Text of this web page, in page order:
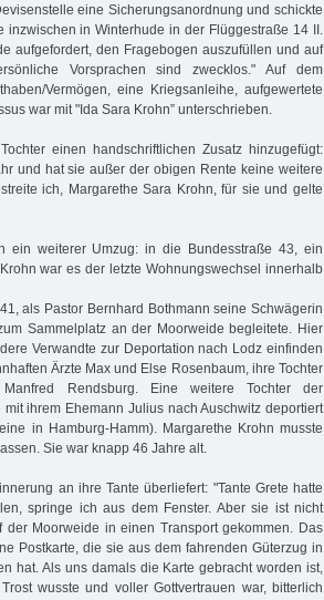
eine Sicherungsanordnung und schickte
in Winterhude in der Flüggestraße 14 II.
aufgefordert, den Fragebogen auszufüllen und auf
Vorsprachen sind zwecklos." Auf dem
Vermögen, eine Kriegsanleihe, aufgewertete
war mit "Ida Sara Krohn” unterschrieben.
einen handschriftlichen Zusatz hinzugefügt:
und hat sie außer der obigen Rente keine weitere
ich, Margarethe Sara Krohn, für sie und gelte
ein weiterer Umzug: in die Bundesstraße 43, ein
war es der letzte Wohnungswechsel innerhalb
als Pastor Bernhard Bothmann seine Schwägerin
Sammelplatz an der Moorweide begleitete. Hier
Verwandte zur Deportation nach Lodz einfinden
Ärzte Max und Else Rosenbaum, ihre Tochter
Rendsburg. Eine weitere Tochter der
ihrem Ehemann Julius nach Auschwitz deportiert
in Hamburg-Hamm). Margarethe Krohn musste
Sie war knapp 46 Jahre alt.
an ihre Tante überliefert: "Tante Grete hatte
springe ich aus dem Fenster. Aber sie ist nicht
Moorweide in einen Transport gekommen. Das
Postkarte, die sie aus dem fahrenden Güterzug in
hat. Als uns damals die Karte gebracht worden ist,
wusste und voller Gottvertrauen war, bitterlich